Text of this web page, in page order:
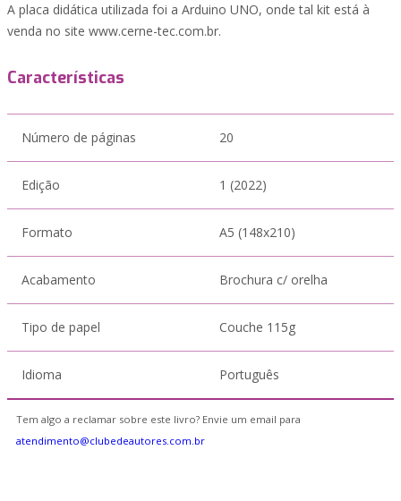
A placa didática utilizada foi a Arduino UNO, onde tal kit está à
venda no site www.cerne-tec.com.br.
Características
Número de páginas 20
Edição 1 (2022)
Formato A5 (148x210)
Acabamento Brochura c/ orelha
Tipo de papel Couche 115g
Idioma Português
Tem algo a reclamar sobre este livro? Envie um email para
atendimento@clubedeautores.com.br